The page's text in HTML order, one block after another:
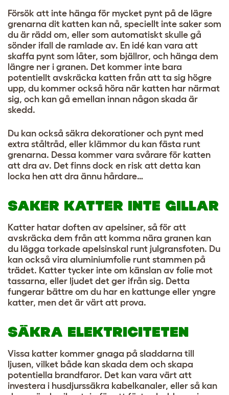
Försök att inte hänga för mycket pynt på de lägre
grenarna dit katten kan nå, speciellt inte saker som
du är rädd om, eller som automatiskt skulle gå
sönder ifall de ramlade av. En idé kan vara att
skaffa pynt som låter, som bjällror, och hänga dem
längre ner i granen. Det kommer inte bara
potentiellt avskräcka katten från att ta sig högre
upp, du kommer också höra när katten har närmat
sig, och kan gå emellan innan någon skada är
skedd.
Du kan också säkra dekorationer och pynt med
extra ståltråd, eller klämmor du kan fästa runt
grenarna. Dessa kommer vara svårare för katten
att dra av. Det finns dock en risk att detta kan
locka hen att dra ännu hårdare…
SAKER KATTER INTE GILLAR
Katter hatar doften av apelsiner, så för att
avskräcka dem från att komma nära granen kan
du lägga torkade apelsinskal runt julgransfoten. Du
kan också vira aluminiumfolie runt stammen på
trädet. Katter tycker inte om känslan av folie mot
tassarna, eller ljudet det ger ifrån sig. Detta
fungerar bättre om du har en kattunge eller yngre
katter, men det är värt att prova.
SÄKRA ELEKTRICITETEN
Vissa katter kommer gnaga på sladdarna till
ljusen, vilket både kan skada dem och skapa
potentiella brandfaror. Det kan vara värt att
investera i husdjurssäkra kabelkanaler, eller så kan